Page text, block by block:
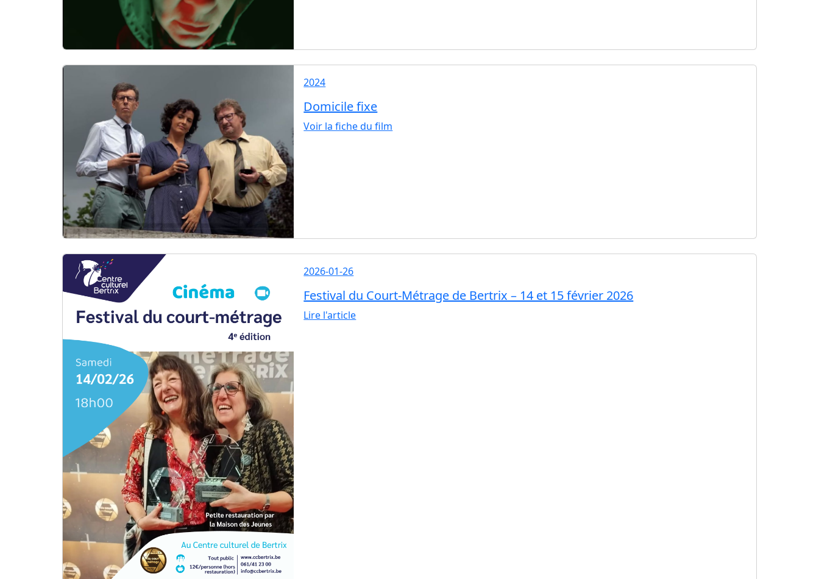
2024
Domicile fixe
Voir la fiche du film
2026-01-26
Festival du Court-Métrage de Bertrix – 14 et 15 février 2026
Lire l'article